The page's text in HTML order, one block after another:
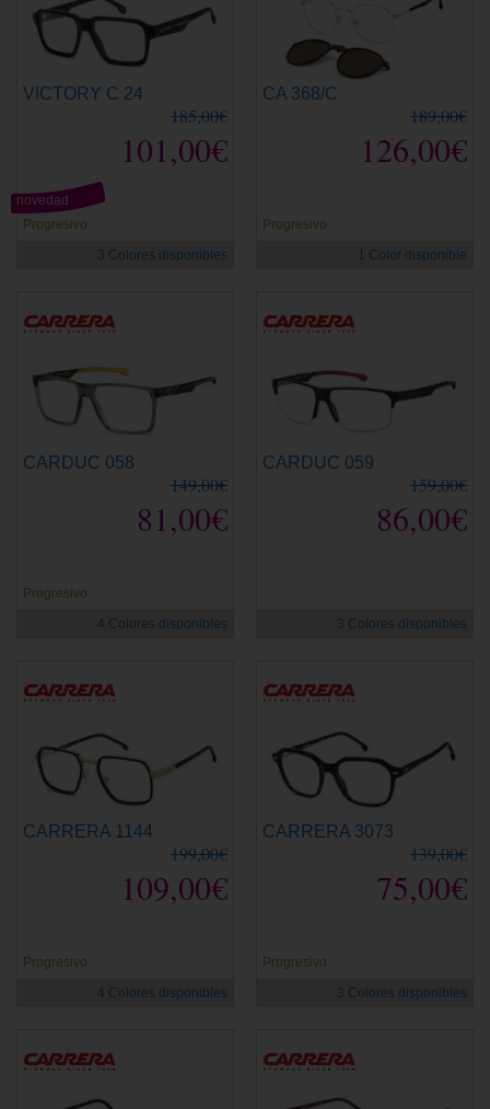
VICTORY C 24
185,00€
101,00€
Progresivo
novedad
3 Colores disponibles
CA 368/C
189,00€
126,00€
Progresivo
1 Color disponible
CARDUC 058
149,00€
81,00€
Progresivo
4 Colores disponibles
CARDUC 059
159,00€
86,00€
3 Colores disponibles
CARRERA 1144
199,00€
109,00€
Progresivo
4 Colores disponibles
CARRERA 3073
139,00€
75,00€
Progresivo
3 Colores disponibles